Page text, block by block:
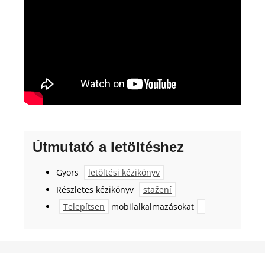
Útmutató a letöltéshez
Gyors
letöltési kézikönyv
Részletes kézikönyv
stažení
Telepítsen
mobilalkalmazásokat